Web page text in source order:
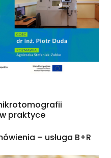
praktyce
– usługa B+R